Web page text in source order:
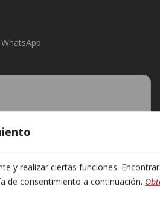
y realizar ciertas funciones.
de consentimiento a continuación.
DE TALLERS ATZERÀ S.L.
i enviar-vos informació comercial dels nostres